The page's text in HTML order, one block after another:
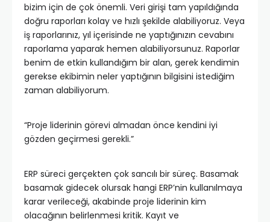
bizim için de çok önemli. Veri girişi tam yapıldığında
doğru raporları kolay ve hızlı şekilde alabiliyoruz. Veya
iş raporlarınız, yıl içerisinde ne yaptığınızın cevabını
raporlama yaparak hemen alabiliyorsunuz. Raporlar
benim de etkin kullandığım bir alan, gerek kendimin
gerekse ekibimin neler yaptığının bilgisini istediğim
zaman alabiliyorum.
“Proje liderinin görevi almadan önce kendini iyi
gözden geçirmesi gerekli.”
ERP süreci gerçekten çok sancılı bir süreç. Basamak
basamak gidecek olursak hangi ERP’nin kullanılmaya
karar verileceği, akabinde proje liderinin kim
olacağının belirlenmesi kritik. Kayıt ve